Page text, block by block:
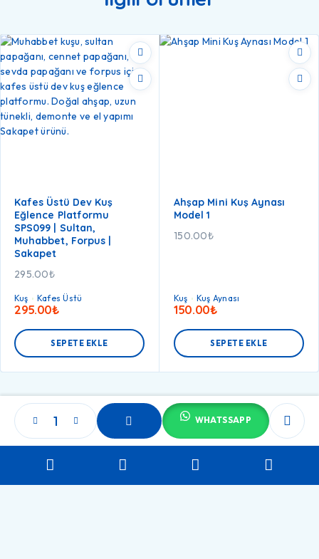
EKLE
WHATSSAPP
Kafes Üstü Dev Kuş
Eğlence Platformu
SPS099 | Sultan,
Muhabbet, Forpus |
Sakapet
295.00₺
Kuş Kafes Üstü
295.00₺
SEPETE EKLE
Ahşap Mini Kuş Aynası
Model 1
150.00₺
Kuş Kuş Aynası
150.00₺
SEPETE EKLE